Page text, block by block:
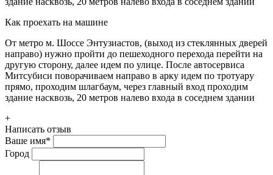
Как проехать на машине
От метро м. Шоссе Энтузиастов, (выход из стеклянных дверей
направо) нужно пройти до пешеходного перехода перейти на
другую сторону, далее идем по улице. После автосервиса
Митсубиси поворачиваем направо в арку идем по тротуару
прямо, проходим шлагбаум, через главный вход проходим
здание насквозь, 20 метров налево входа в соседнем здании
+
Написать отзыв
Ваше имя*
Город